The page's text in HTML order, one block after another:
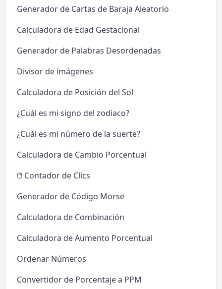
Generador de Cartas de Baraja Aleatorio
Calculadora de Edad Gestacional
Generador de Palabras Desordenadas
Divisor de imágenes
Calculadora de Posición del Sol
¿Cuál es mi signo del zodiaco?
¿Cuál es mi número de la suerte?
Calculadora de Cambio Porcentual
🖱️ Contador de Clics
Generador de Código Morse
Calculadora de Combinación
Calculadora de Aumento Porcentual
Ordenar Números
Convertidor de Porcentaje a PPM